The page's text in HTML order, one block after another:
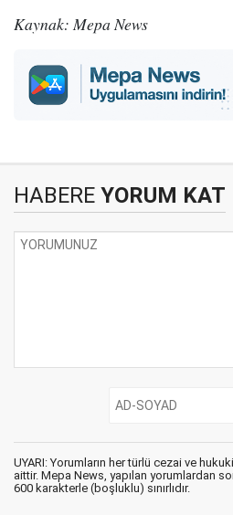
Kaynak: Mepa News
HABERE YORUM KAT
UYARI: Yorumların her türlü cezai ve
aittir. Mepa News, yapılan yorumlardan
600 karakterle (boşluklu) sınırlıdır.